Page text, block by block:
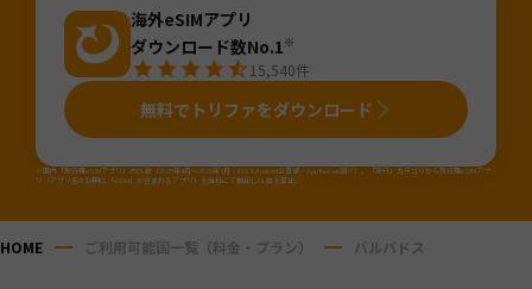
海外eSIMアプリ
ダウンロード数No.1※
15,540件
無料でトリファをダウンロード
※国内「旅行用eSIMアプリ」のDL数（2025年4月～2026年3月・iOS&Android合算値・AppTweak調べ）。「旅行」カテゴリから旅行用eSIMアプ
リ（アプリ名か説明に「eSIM」が含まれるアプリ）を当社にて抽出しDL数を算出。
HOME ご利用可能国一覧（料金・プラン） バルバドス